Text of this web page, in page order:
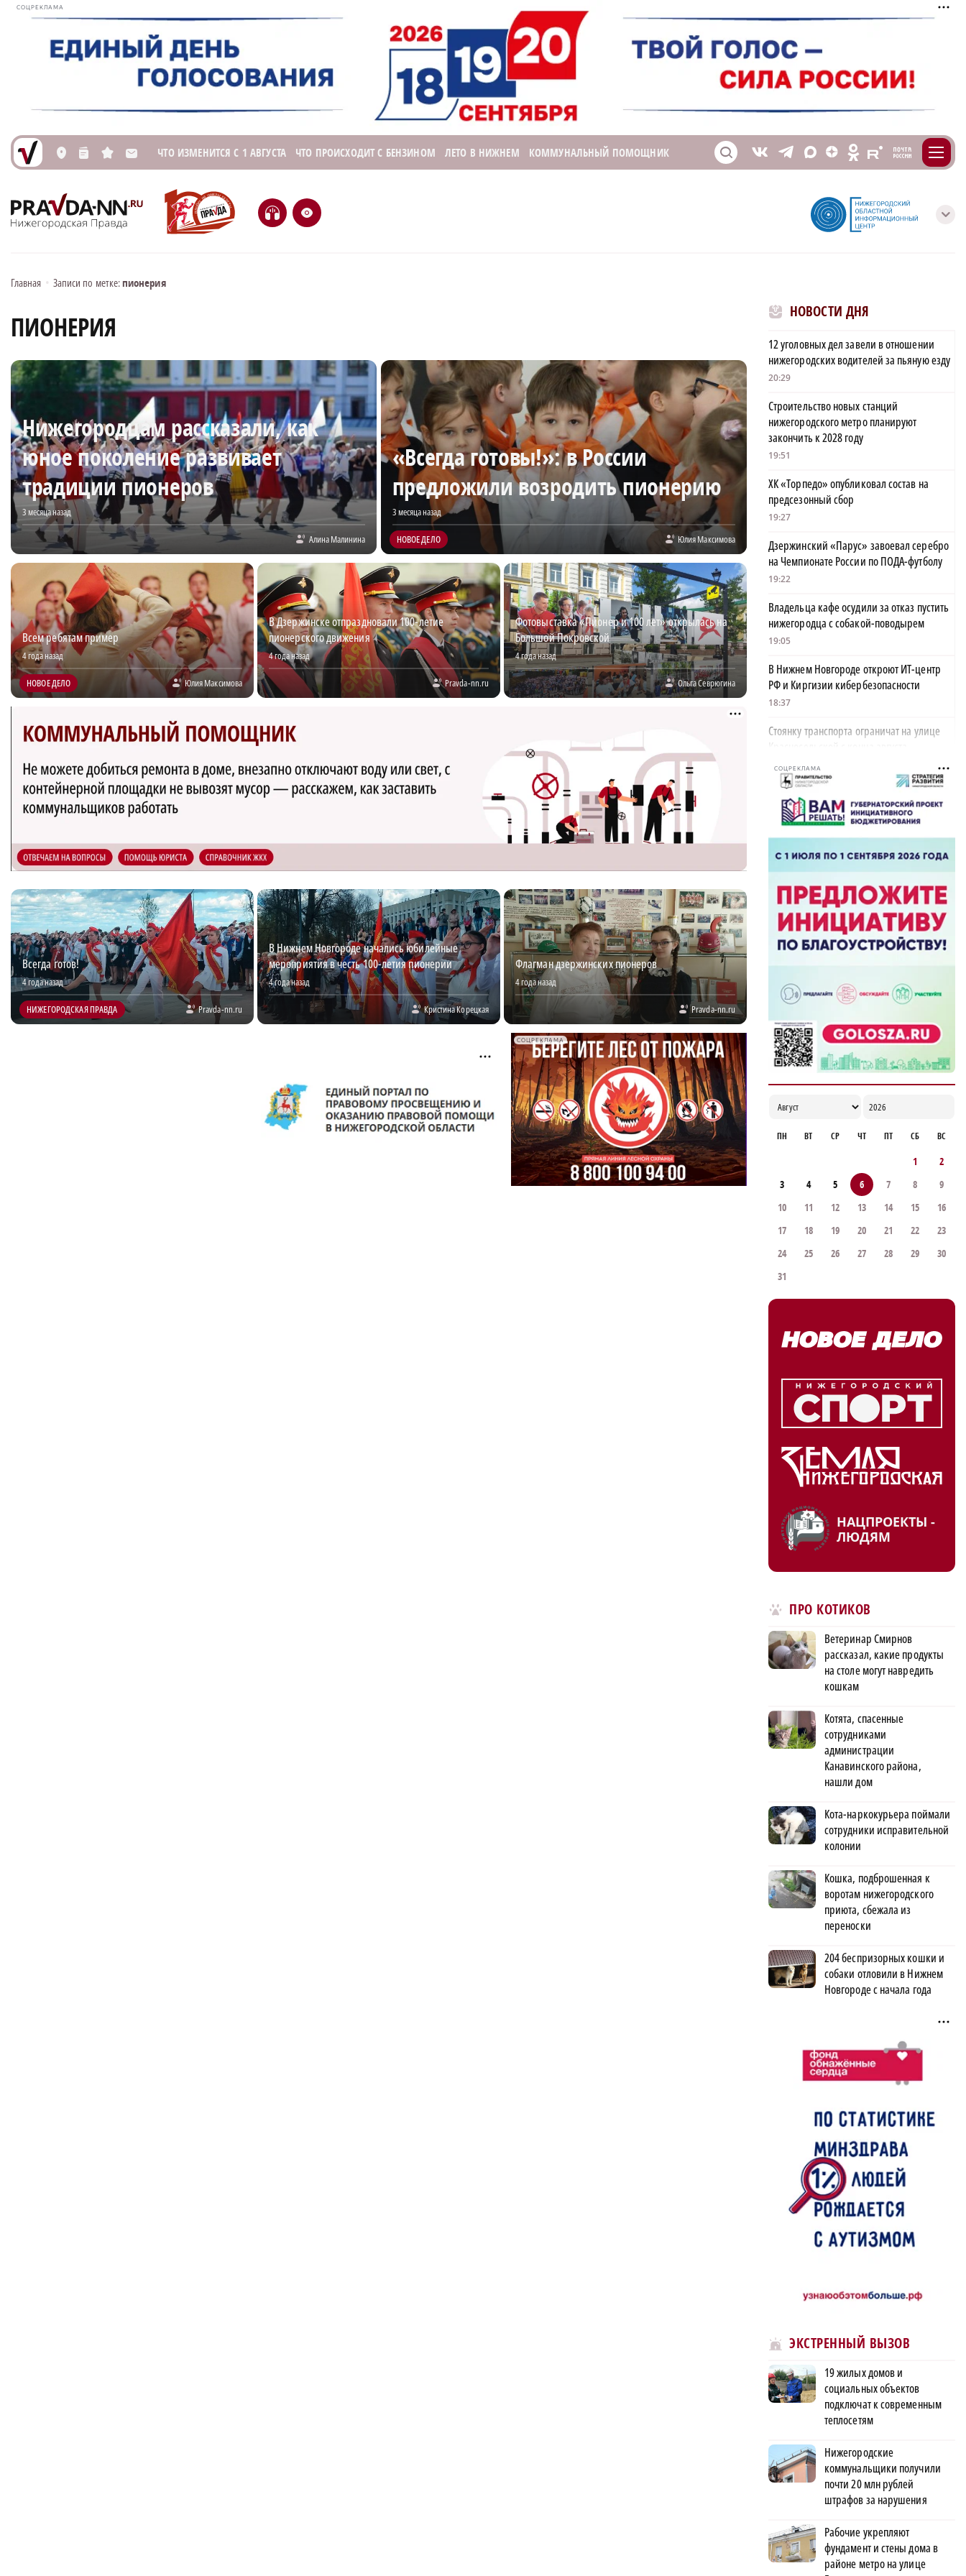
СОЦРЕКЛАМА
L n s M ЧТО ИЗМЕНИТСЯ С 1 АВГУСТА ЧТО ПРОИСХОДИТ С БЕНЗИНОМ ЛЕТО В НИЖНЕМ КОММУНАЛЬНЫЙ ПОМОЩНИК S V T X Z O E m
H e с
Главная • Записи по метке:пионерия
ПИОНЕРИЯ
Нижегородцам рассказали, как
юное поколение развивает
традиции пионеров
3 месяца назад
Алина Малинина
«Всегда готовы!»: в России
предложили возродить пионерию
3 месяца назад
НОВОЕ ДЕЛО Юлия Максимова
Всем ребятам пример
4 года назад
НОВОЕ ДЕЛО Юлия Максимова
В Дзержинске отпраздновали 100-летие
пионерского движения
4 года назад
Pravda-nn.ru
Фотовыставка «Пионер и 100 лет» открылась на
Большой Покровской
4 года назад
Ольга Севрюгина
Всегда готов!
4 года назад
НИЖЕГОРОДСКАЯ ПРАВДА Pravda-nn.ru
В Нижнем Новгороде начались юбилейные
мероприятия в честь 100-летия пионерии
4 года назад
Кристина Корецкая
Флагман дзержинских пионеров
4 года назад
Pravda-nn.ru
СОЦРЕКЛАМА
НОВОСТИ ДНЯ
12 уголовных дел завели в отношении
нижегородских водителей за пьяную езду
20:29
Строительство новых станций
нижегородского метро планируют
закончить к 2028 году
19:51
ХК «Торпедо» опубликовал состав на
предсезонный сбор
19:27
Дзержинский «Парус» завоевал серебро
на Чемпионате России по ПОДА-футболу
19:22
Владельца кафе осудили за отказ пустить
нижегородца с собакой-поводырем
19:05
В Нижнем Новгороде откроют ИТ-центр
РФ и Киргизии кибербезопасности
18:37
Стоянку транспорта ограничат на улице
Красносельской с конца августа
18:37
Волонтеры обнаружили заброшенный
дом, в котором живет около 20 собак и
щенков
18:02
В Нижегородской области наградили
более 40 организаций к Дню строителя
17:57
Садыр Жапаров и Глеб Никитин провели
рабочую встречу в Киргизии
17:38
СОЦРЕКЛАМА
ПН ВТ СР ЧТ ПТ СБ ВС
1
2
3
4 5 6 7 8
9
10
11 12 13 14 15
16
17
18 19 20 21 22
23
24
25 26 27 28 29
30
31
НАЦПРОЕКТЫ -
ЛЮДЯМ
ПРО КОТИКОВ
Ветеринар Смирнов
рассказал, какие продукты
на столе могут навредить
кошкам
Котята, спасенные
сотрудниками
администрации
Канавинского района,
нашли дом
Кота-наркокурьера поймали
сотрудники исправительной
колонии
Кошка, подброшенная к
воротам нижегородского
приюта, сбежала из
переноски
204 беспризорных кошки и
собаки отловили в Нижнем
Новгороде с начала года
ЭКСТРЕННЫЙ ВЫЗОВ
19 жилых домов и
социальных объектов
подключат к современным
теплосетям
Нижегородские
коммунальщики получили
почти 20 млн рублей
штрафов за нарушения
Рабочие укрепляют
фундамент и стены дома в
районе метро на улице